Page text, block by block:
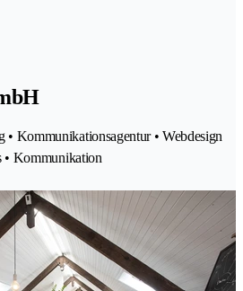
• Kommunikationsagentur • Webdesign
• Kommunikation